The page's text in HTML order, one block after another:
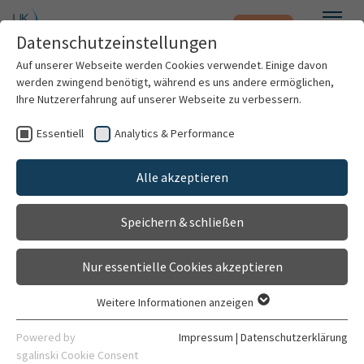
Zum Hauptinhalt springen Notfall
Patienten & Besucher
Kliniken & Institute
Forschung
Karriere
Sekretariat AG Molekulare
AG Molekulare OnkoChirurgie
Ellen Watson
Sekretärin
Datenschutzeinstellungen
Auf unserer Webseite werden Cookies verwendet. Einige davon
werden zwingend benötigt, während es uns andere ermöglichen,
Ihre Nutzererfahrung auf unserer Webseite zu verbessern.
Essentiell Analytics & Performance
Alle akzeptieren
Speichern & schließen
Nur essentielle Cookies akzeptieren
Essentielle Cookies werden für grundlegende Funktionen der
Webseite benötigt. Dadurch ist gewährleistet, dass die
Weitere Informationen anzeigen
Powered by
sgalinski Cookie Consent
Impressum | Datenschutzerklärung